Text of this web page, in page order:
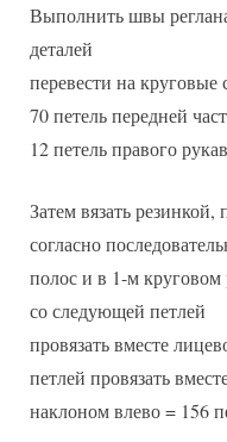
Выполнить швы
деталей
перевести на круговые
70 петель передней
12 петель правого
Затем вязать
согласно
полос и в 1-м круговом
со следующей петлей
провязать вместе
петлей провязать
наклоном влево = 156